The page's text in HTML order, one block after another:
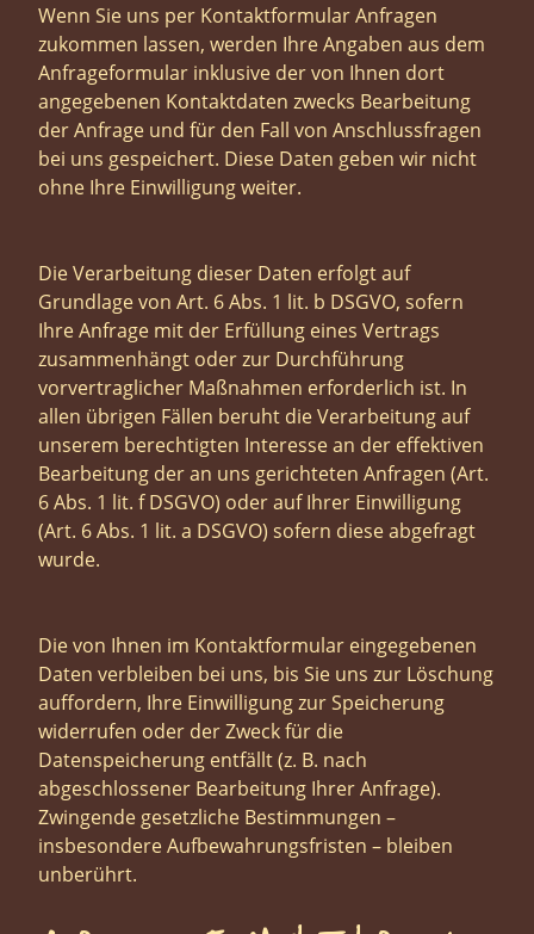
Wenn Sie uns per Kontaktformular Anfragen
zukommen lassen, werden Ihre Angaben aus dem
Anfrageformular inklusive der von Ihnen dort
angegebenen Kontaktdaten zwecks Bearbeitung
der Anfrage und für den Fall von Anschlussfragen
bei uns gespeichert. Diese Daten geben wir nicht
ohne Ihre Einwilligung weiter.
Die Verarbeitung dieser Daten erfolgt auf
Grundlage von Art. 6 Abs. 1 lit. b DSGVO, sofern
Ihre Anfrage mit der Erfüllung eines Vertrags
zusammenhängt oder zur Durchführung
vorvertraglicher Maßnahmen erforderlich ist. In
allen übrigen Fällen beruht die Verarbeitung auf
unserem berechtigten Interesse an der effektiven
Bearbeitung der an uns gerichteten Anfragen (Art.
6 Abs. 1 lit. f DSGVO) oder auf Ihrer Einwilligung
(Art. 6 Abs. 1 lit. a DSGVO) sofern diese abgefragt
wurde.
Die von Ihnen im Kontaktformular eingegebenen
Daten verbleiben bei uns, bis Sie uns zur Löschung
auffordern, Ihre Einwilligung zur Speicherung
widerrufen oder der Zweck für die
Datenspeicherung entfällt (z. B. nach
abgeschlossener Bearbeitung Ihrer Anfrage).
Zwingende gesetzliche Bestimmungen –
insbesondere Aufbewahrungsfristen – bleiben
unberührt.